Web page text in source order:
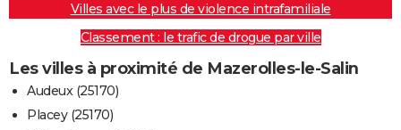
Villes avec le plus de violence intrafamiliale
Classement : le trafic de drogue par ville
Les villes à proximité de Mazerolles-le-Salin
Audeux (25170)
Placey (25170)